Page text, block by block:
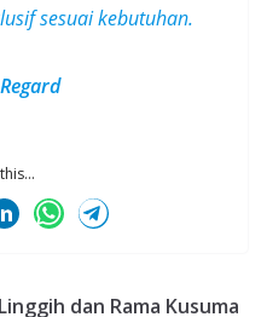
sesuai kebutuhan.
dan Rama Kusuma